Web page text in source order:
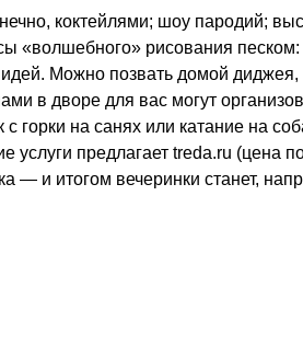
коктейлями; шоу пародий;
«волшебного» рисования
Можно позвать домой диджея,
в дворе для вас могут
горки на санях или катание на
услуги предлагает treda.ru (цена
— и итогом вечеринки станет,